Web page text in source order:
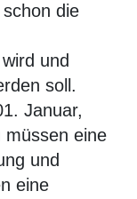
die
und
soll.
Januar,
müssen eine
und
eine